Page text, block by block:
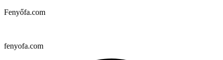
Fenyőfa.com
fenyofa.com